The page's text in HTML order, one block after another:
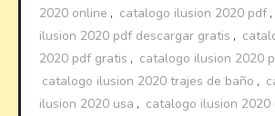
2020 online , catalogo ilusion 2020 pdf ,
ilusion 2020 pdf descargar gratis ,
2020 pdf gratis , catalogo ilusion 2020
catalogo ilusion 2020 trajes de baño ,
ilusion 2020 usa , catalogo ilusion